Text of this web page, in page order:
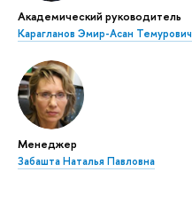
Академический руководитель
Карагланов Эмир-Асан Темурович
Менеджер
Забашта Наталья Павловна